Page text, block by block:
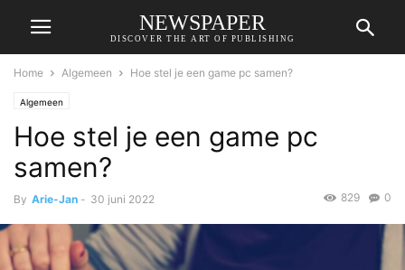
NEWSPAPER
DISCOVER THE ART OF PUBLISHING
Home Algemeen Hoe stel je een game pc samen?
Algemeen
Hoe stel je een game pc
samen?
By Arie-Jan - 30 juni 2022 0
829